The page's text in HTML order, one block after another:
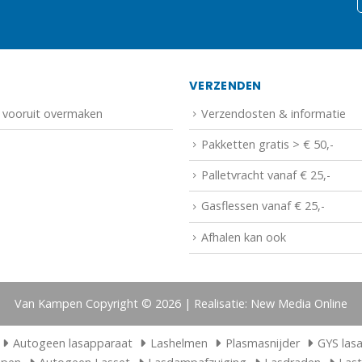
overmaken
VERZENDEN
Verzendosten & informatie
Pakketten gratis > € 50,-
Palletvracht vanaf € 25,-
Gasflessen vanaf € 25,-
Afhalen kan ook
Van Kampen Copyright © 2026 | Realisatie: New Media Online
Autogeen lasapparaat Lashelmen Plasmasnijder
GYS